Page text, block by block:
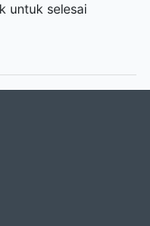
untuk selesai